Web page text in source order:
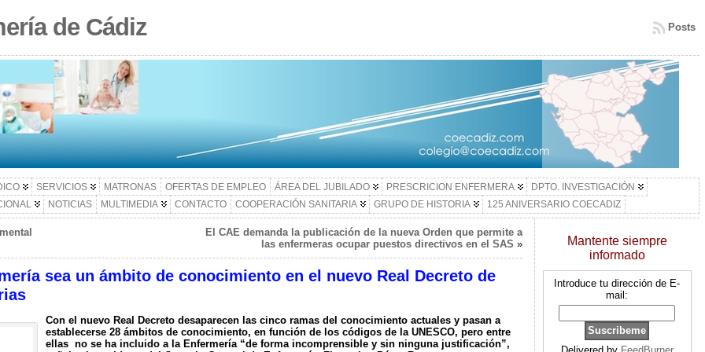
de Cádiz Posts
SERVICIOS MATRONAS OFERTAS DE EMPLEO ÁREA DEL JUBILADO PRESCRICION ENFERMERA
DPTO. INVESTIGACIÓN
NOTICIAS MULTIMEDIA CONTACTO COOPERACIÓN SANITARIA GRUPO DE HISTORIA 125 ANIVERSARIO COECADIZ
El CAE demanda la publicación de la nueva Orden que permite a
las enfermeras ocupar puestos directivos en el SAS »
sea un ámbito de conocimiento en el nuevo Real Decreto de
Con el nuevo Real Decreto desaparecen las cinco ramas del conocimiento actuales y pasan a
establecerse 28 ámbitos de conocimiento, en función de los códigos de la UNESCO, pero entre
ellas no se ha incluido a la Enfermería “de forma incomprensible y sin ninguna justificación”,
Mantente siempre
informado
Introduce tu dirección de E-
mail: